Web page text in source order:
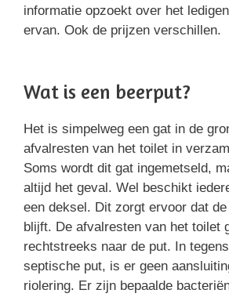
informatie opzoekt over het
ervan. Ook de prijzen verschillen.
Wat is een beerput?
Het is simpelweg een gat in de
afvalresten van het toilet in
Soms wordt dit gat ingemetseld,
altijd het geval. Wel beschikt
een deksel. Dit zorgt ervoor dat
blijft. De afvalresten van het toilet
rechtstreeks naar de put. In
septische put, is er geen
riolering. Er zijn bepaalde